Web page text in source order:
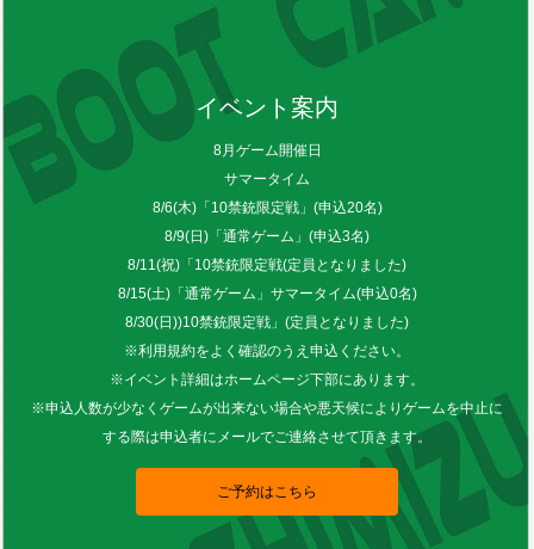
イベント案内
8月ゲーム開催日
サマータイム
8/6(木)「10禁銃限定戦」(申込20名)
8/9(日)「通常ゲーム」(申込3名)
8/11(祝)「10禁銃限定戦(定員となりました)
8/15(土)「通常ゲーム」サマータイム(申込0名)
8/30(日))10禁銃限定戦」(定員となりました)
※利用規約をよく確認のうえ申込ください。
※イベント詳細はホームページ下部にあります。
※申込人数が少なくゲームが出来ない場合や悪天候によりゲームを中止に
する際は申込者にメールでご連絡させて頂きます。
ご予約はこちら